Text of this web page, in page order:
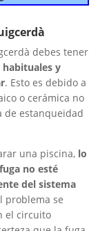
debes tener
habituales y
. Esto es debido a
o cerámica no
de estanqueidad
una piscina, lo
no esté
del sistema
problema se
el circuito